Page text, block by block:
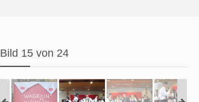
Bild 15 von 24